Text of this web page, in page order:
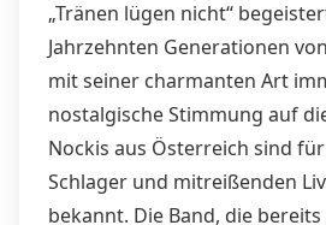
„Tränen lügen nicht“
Jahrzehnten Generationen
mit seiner charmanten Art
nostalgische Stimmung auf
Nockis aus Österreich sind
Schlager und mitreißenden
bekannt. Die Band, die